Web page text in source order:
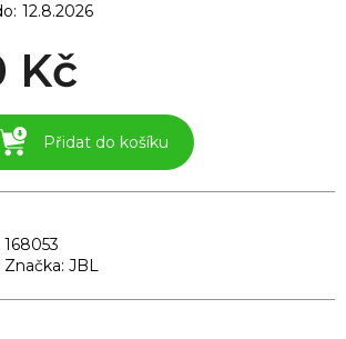
12.8.2026
Kč
Přidat do košíku
168053
Značka: JBL